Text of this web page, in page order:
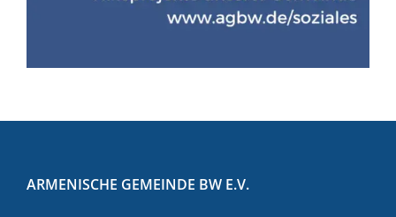
ARMENISCHE GEMEINDE BW E.V.